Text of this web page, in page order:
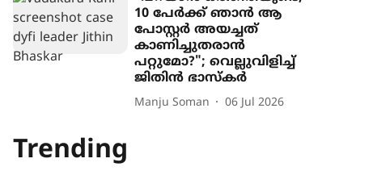
10 പേർക്ക് ഞാൻ ആ
പോസ്റ്റർ അയച്ചത്
കാണിച്ചുതരാൻ
പറ്റുമോ?"; വെല്ലുവിളിച്ച്
ജിതിൻ ഭാസ്കർ
Manju Soman 06 Jul 2026
Trending